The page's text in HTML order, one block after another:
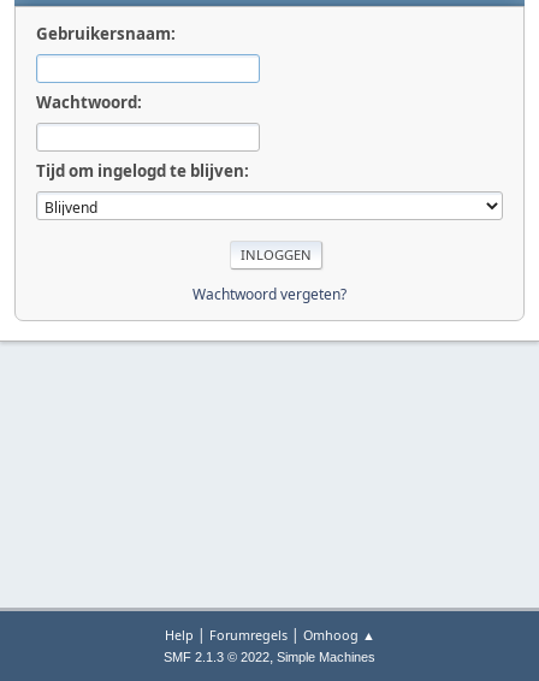
Gebruikersnaam:
Wachtwoord:
Tijd om ingelogd te blijven:
Wachtwoord vergeten?
Help | Forumregels| Omhoog ▲
SMF 2.1.3 © 2022, Simple Machines